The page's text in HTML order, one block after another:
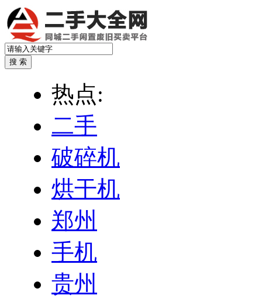
热点:
二手
破碎机
烘干机
郑州
手机
贵州